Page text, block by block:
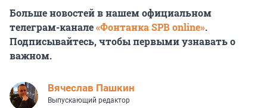
Больше новостей в нашем официальном
телеграм-канале«Фонтанка SPB online».
Подписывайтесь, чтобы первыми узнавать о
важном.
Вячеслав Пашкин
Выпускающий редактор